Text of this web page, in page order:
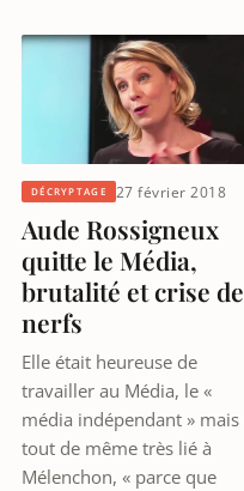
DÉCRYPTAGE 27 février 2018
Aude Rossigneux
quitte le Média,
brutalité et crise de
nerfs
Elle était heureuse de
travailler au Média, le «
média indépendant » mais
tout de même très lié à
Mélenchon, « parce que